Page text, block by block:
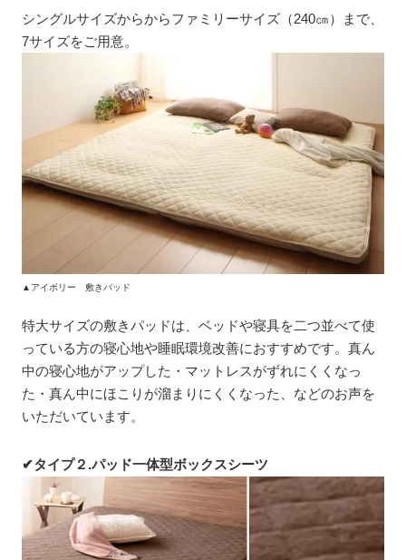
シングルサイズからからファミリーサイズ（240㎝）まで、
7サイズをご用意。
▲アイボリー 敷きパッド
特大サイズの敷きパッドは、ベッドや寝具を二つ並べて使
っている方の寝心地や睡眠環境改善におすすめです。真ん
中の寝心地がアップした・マットレスがずれにくくなっ
た・真ん中にほこりが溜まりにくくなった、などのお声を
いただいています。
✔タイプ２.パッド一体型ボックスシーツ